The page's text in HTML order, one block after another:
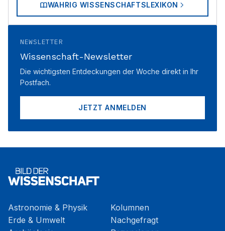
WAHRIG WISSENSCHAFTSLEXIKON
NEWSLETTER
Wissenschaft-Newsletter
Die wichtigsten Entdeckungen der Woche direkt in Ihr
Postfach.
JETZT ANMELDEN
Astronomie & Physik
Erde & Umwelt
Kolumnen
Nachgefragt